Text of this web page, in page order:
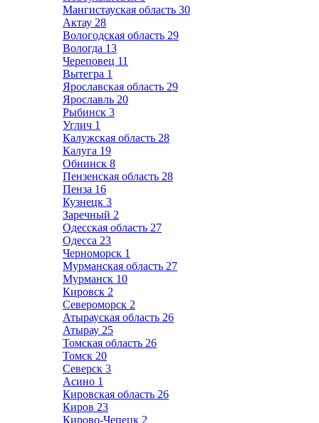
Мангистауская область 30
Актау 28
Вологодская область 29
Вологда 13
Череповец 11
Вытегра 1
Ярославская область 29
Ярославль 20
Рыбинск 3
Углич 1
Калужская область 28
Калуга 19
Обнинск 8
Пензенская область 28
Пенза 16
Кузнецк 3
Заречный 2
Одесская область 27
Одесса 23
Черноморск 1
Мурманская область 27
Мурманск 10
Кировск 2
Североморск 2
Атырауская область 26
Атырау 25
Томская область 26
Томск 20
Северск 3
Асино 1
Кировская область 26
Киров 23
Кирово-Чепецк 2